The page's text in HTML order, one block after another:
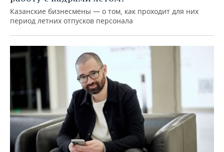
Казанские бизнесмены — о том, как проходит для них
период летних отпусков персонала